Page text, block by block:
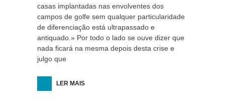
casas implantadas nas envolventes dos
campos de golfe sem qualquer particularidade
de diferenciação está ultrapassado e
antiquado.» Por todo o lado se ouve dizer que
nada ficará na mesma depois desta crise e
julgo que
LER MAIS